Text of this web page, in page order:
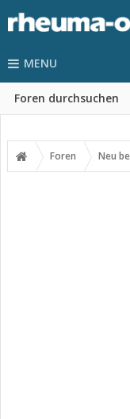
MENU
Foren durchsuchen
Foren Neu